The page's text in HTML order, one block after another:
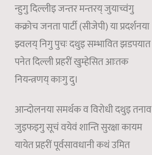
न्हुगु दिल्लीइ जन्तर मन्तरय् जुयाच्वंगु
कक्रोच जनता पार्टी (सीजेपी) या प्रदर्शनया
झ्वलय् निगु पुचः दथुइ सम्भावित झडपयात
पनेत दिल्ली प्रहरीं खुम्हेसित आःतक
नियन्त्रणय् काःगु दु।
आन्दोलनया समर्थक व विरोधी दथुइ तनाव
जुइफइगु सूचं वयेवं शान्ति सुरक्षा कायम
यायेत प्रहरीं पूर्वसावधानी कथं उमित